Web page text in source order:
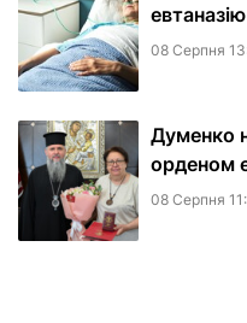
08 Серпня
Думенко
орденом
08 Серпня